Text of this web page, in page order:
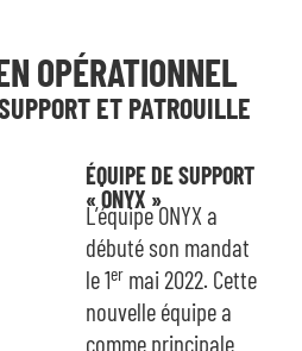
OPÉRATIONNEL
ET PATROUILLE
ÉQUIPE DE SUPPORT
« ONYX »
L’équipe ONYX a
débuté son mandat
le 1ermai 2022. Cette
nouvelle équipe a
comme principale